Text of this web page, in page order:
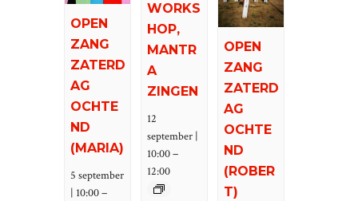
OPEN
ZANG
ZATERD
AG
OCHTE
ND
(MARIA)
5 september
| 10:00–
WORKS
HOP,
MANTR
A
ZINGEN
12
september |
10:00–
12:00
OPEN
ZANG
ZATERD
AG
OCHTE
ND
(ROBER
T)